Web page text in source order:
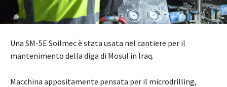
Una SM-5E Soilmec è stata usata nel cantiere per il
mantenimento della diga di Mosul in Iraq.
Macchina appositamente pensata per il microdrilling,